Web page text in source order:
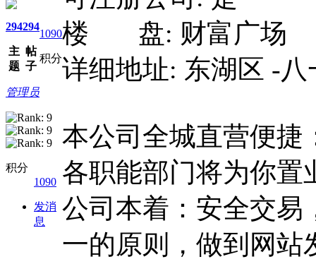
294
主
题
294
帖
子
1090
积分
管理员
积分
1090
发消
息
楼 盘: 财富广场
详细地址: 东湖区 -
本公司全城直营便捷
各职能部门将为你置
公司本着：安全交易
一的原则，做到网站